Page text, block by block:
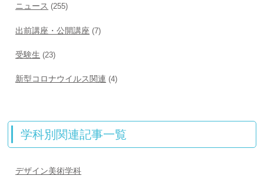
ニュース (255)
出前講座・公開講座 (7)
受験生 (23)
新型コロナウイルス関連 (4)
学科別関連記事一覧
デザイン美術学科